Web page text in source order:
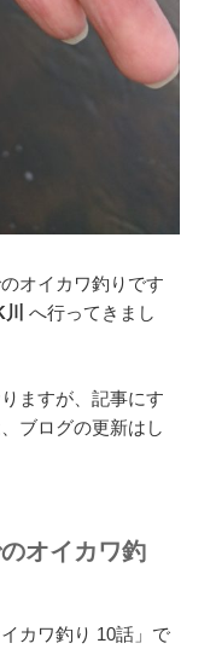
オイカワ釣りです
へ行ってきまし
ますが、記事にす
ブログの更新はし
オイカワ釣
カワ釣り 10話」で